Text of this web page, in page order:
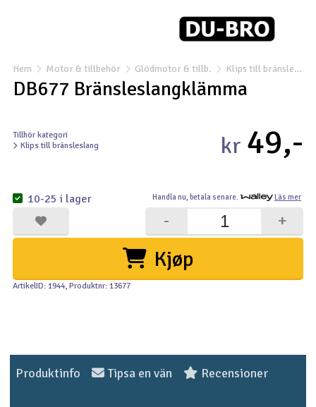
Drönare
Drönare för FPV
Flygplan
Kamerautrustning
Modellbygg- och byggsatser
Modelljärnväg
Radioutrustning
Hem Motor & tillbehör Glödmotor & tillb. Klips till bränsleslang
DB677 Bränsleslangklämma
Tillhör kategori
Klips till bränsleslang
Handla nu, betala senare. Läs mer
kr 49,-
Kjøp
+
-
10-25 i lager
ArtikelID: 1944, Produktnr: 13677
Produktinfo Tipsa en vän Recensioner